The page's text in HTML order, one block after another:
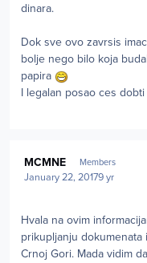
dinara.
Dok sve ovo zavrsis
bolje nego bilo koja
papira
I legalan posao ces
MCMNE Members
January 22, 20179 yr
Hvala na ovim
prikupljanju
Crnoj Gori. Mada vidim